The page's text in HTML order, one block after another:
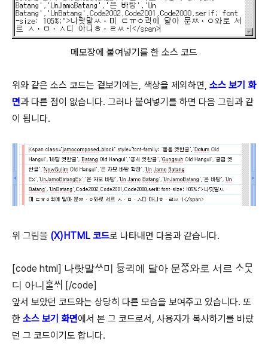
메모장에 붙여넣기를 한 소스 코드
위와 같은 소스 코드는 겉보기에는, 색상을 제외하면, 소스 보기 화
면과 다른 점이 없습니다. 그러나 붙여넣기를 하면 다음 그림과 같
이 됩니다.
위 그림을 (X)HTML 코드로 나타내면 다음과 같습니다.
[code html] 나랏말ᄊᆞ미 듀ᇰ귁에 달아 문ᄍᆞᆼ와로 서르 ᄉᆞᄆᆞᆺ
디 아니ᄒᆞᆯᄊᆡ [/code]
앞서 보았던 코드와는 상당히 다른 모습을 보여주고 있습니다. 또
한 소스 보기 화면에서 본 그 코드로서, 사용자가 복사하기를 바랐
던 그 코드이기도 합니다.